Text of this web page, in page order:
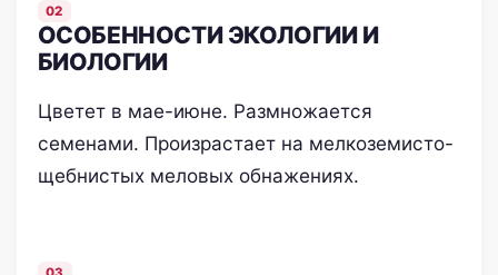
ОСОБЕННОСТИ ЭКОЛОГИИ И
БИОЛОГИИ
Цветет в мае-июне. Размножается
семенами. Произрастает на мелкоземисто-
щебнистых меловых обнажениях.